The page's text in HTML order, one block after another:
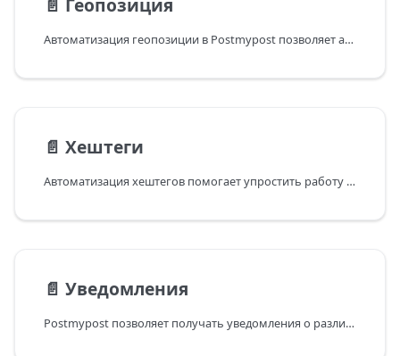
📄️ Геопозиция
Автоматизация геопозиции в Postmypost позволяет автоматически добавлять местоположение к постам,
📄️ Хештеги
Автоматизация хештегов помогает упростить работу с публикациями. Postmypost автоматически добавляет
📄️ Уведомления
Postmypost позволяет получать уведомления о различных событиях — от статуса публикаций до